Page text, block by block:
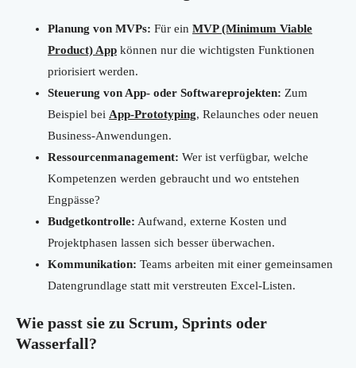
Planung von MVPs: Für ein MVP (Minimum Viable
Product) App können nur die wichtigsten Funktionen
priorisiert werden.
Steuerung von App- oder Softwareprojekten: Zum
Beispiel bei App-Prototyping, Relaunches oder neuen
Business-Anwendungen.
Ressourcenmanagement: Wer ist verfügbar, welche
Kompetenzen werden gebraucht und wo entstehen
Engpässe?
Budgetkontrolle: Aufwand, externe Kosten und
Projektphasen lassen sich besser überwachen.
Kommunikation: Teams arbeiten mit einer gemeinsamen
Datengrundlage statt mit verstreuten Excel-Listen.
Wie passt sie zu Scrum, Sprints oder
Wasserfall?